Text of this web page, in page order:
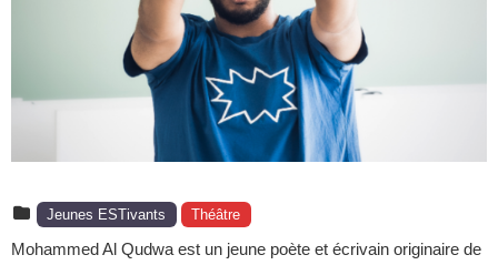
Jeunes ESTivants Théâtre
Mohammed Al Qudwa est un jeune poète et écrivain originaire de